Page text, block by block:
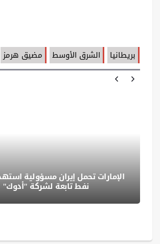
بريطانيا الشرق الأوسط مضيق هرمز
الإمارات تحمل إيران مسؤولية
نفط تابعة لشركة "أدوك"